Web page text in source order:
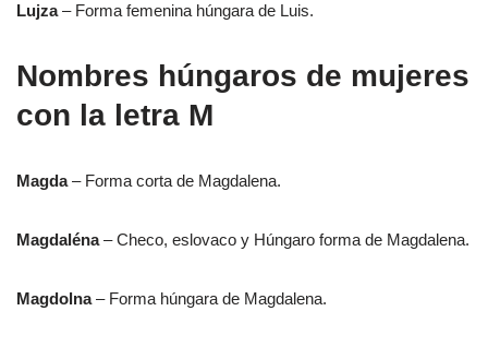
Lujza– Forma femenina húngara de Luis.
Nombres húngaros de mujeres
con la letra M
Magda– Forma corta de Magdalena.
Magdaléna– Checo, eslovaco y Húngaro forma de Magdalena.
Magdolna– Forma húngara de Magdalena.